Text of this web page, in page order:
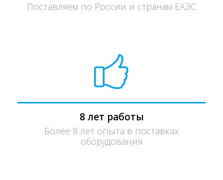
Поставляем по России и странам ЕАЭС
8 лет работы
Более 8 лет опыта в поставках
оборудования